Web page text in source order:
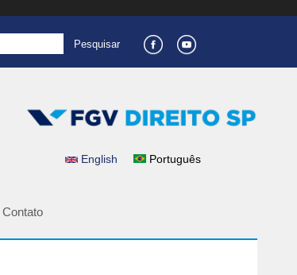
IDIOMAS
English Português
Contato